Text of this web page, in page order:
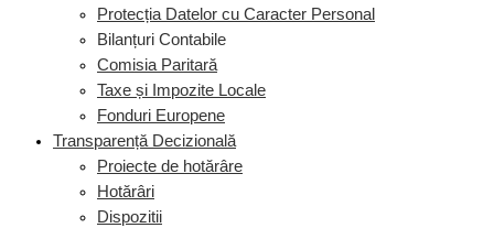
Protecția Datelor cu Caracter Personal
Bilanțuri Contabile
Comisia Paritară
Taxe și Impozite Locale
Fonduri Europene
Transparență Decizională
Proiecte de hotărâre
Hotărâri
Dispozitii